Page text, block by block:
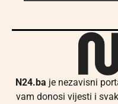
N24.ba je nezavisni
vam donosi vijesti i